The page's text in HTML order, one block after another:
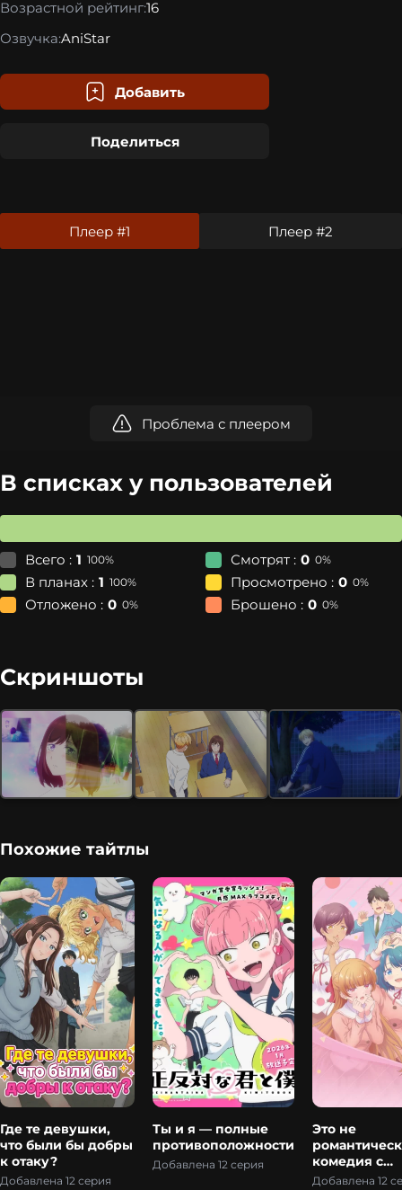
Возрастной рейтинг:16
Озвучка:AniStar
Добавить
Поделиться
Плеер #1 Плеер #2
Проблема с плеером
В списках у пользователей
Всего : 1 100% Смотрят : 0 0%
В планах : 1 100% Просмотрено : 0 0%
Отложено : 0 0% Брошено : 0 0%
Скриншоты
Похожие тайтлы
Где те девушки,
что были бы добры
к отаку?
Добавлена 12 серия
Ты и я — полные
противоположности
Добавлена 12 серия
Это не
комедия с
подругой
Добавлена 12